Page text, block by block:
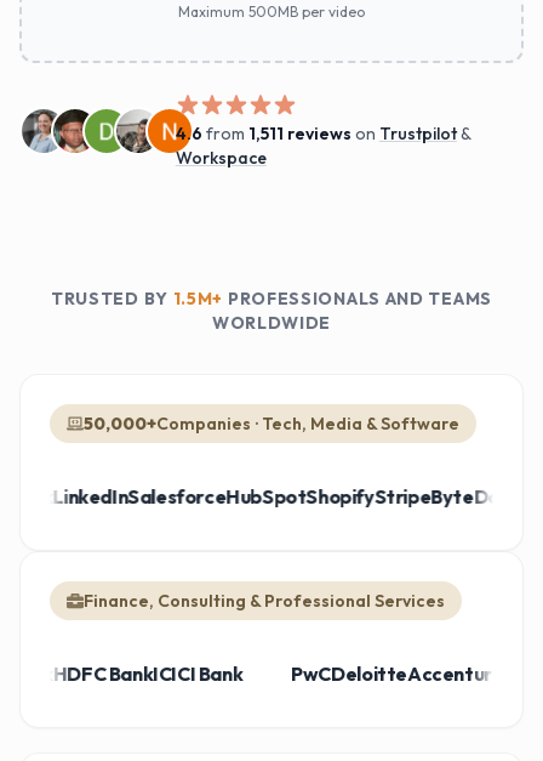
Maximum 500MB per video
4.6 from 1,511 reviews on Trustpilot&
Workspace
TRUSTED BY 1.5M+ PROFESSIONALS AND TEAMS
WORLDWIDE
50,000+Companies · Tech, Media & Software
LinkedInSalesforceHubSpotShopifyStripeByteDance
Finance, Consulting & Professional Services
BankHDFC BankICICI Bank PwCDeloitteAccenture